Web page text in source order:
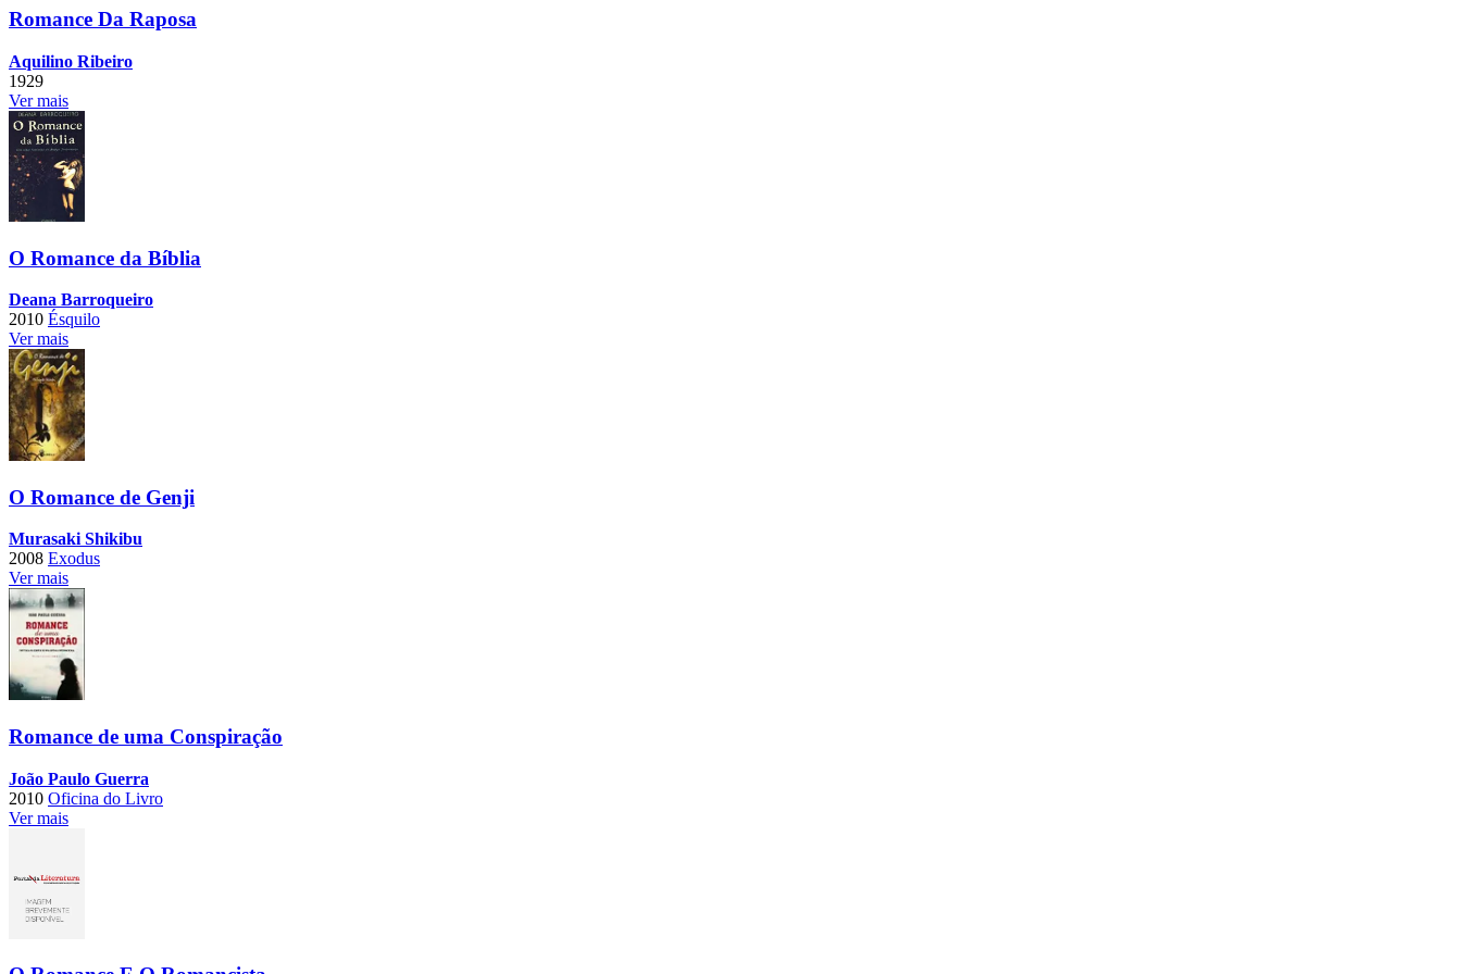
Romance Da Raposa
Aquilino Ribeiro
1929
Ver mais
O Romance da Bíblia
Deana Barroqueiro
2010 Ésquilo
Ver mais
O Romance de Genji
Murasaki Shikibu
2008 Exodus
Ver mais
Romance de uma Conspiração
João Paulo Guerra
2010 Oficina do Livro
Ver mais